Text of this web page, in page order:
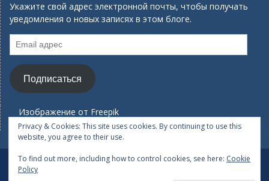
Privacy & Cookies: This site uses cookies. By continuing to use this
website, you agree to their use.
To find out more, including how to control cookies, see here: Cookie
Policy
Укажите свой адрес электронной почты, чтобы получать
уведомления о новых записях в этом блоге.
Email
адрес
Подписаться
Изображение от Freepik
Лексика Грамматика Тесты
Интересное